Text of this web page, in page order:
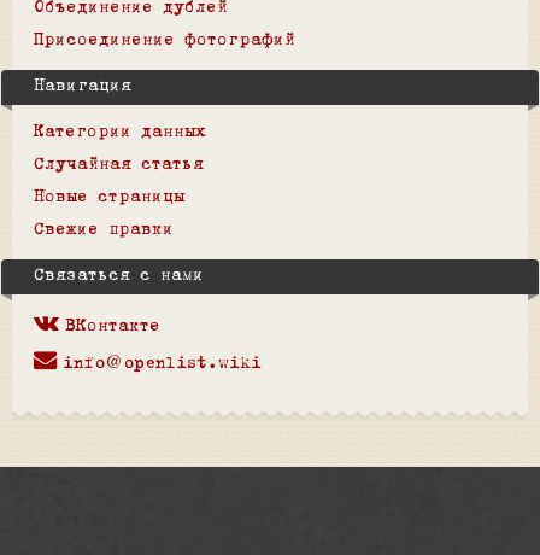
Объединение дублей
Присоединение фотографий
Навигация
Категории данных
Случайная статья
Новые страницы
Свежие правки
Связаться с нами
ВКонтакте
info@openlist.wiki